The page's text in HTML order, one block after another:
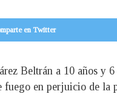
en Twitter
Beltrán a 10 años y
fuego en perjuicio de la